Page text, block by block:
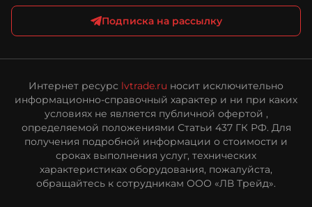
Подписка на рассылку
Интернет ресурс lvtrade.ru носит исключительно
информационно-справочный характер и ни при каких
условиях не является публичной офертой ,
определяемой положениями Статьи 437 ГК РФ. Для
получения подробной информации о стоимости и
сроках выполнения услуг, технических
характеристиках оборудования, пожалуйста,
обращайтесь к сотрудникам ООО «ЛВ Трейд».